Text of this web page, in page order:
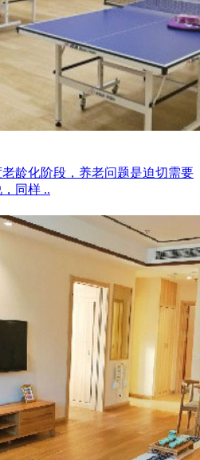
龄化阶段，养老问题是迫切需要
同样 ..